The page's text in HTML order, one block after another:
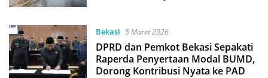
Bekasi 5 Maret 2026
DPRD dan Pemkot Bekasi Sepakati
Raperda Penyertaan Modal BUMD,
Dorong Kontribusi Nyata ke PAD